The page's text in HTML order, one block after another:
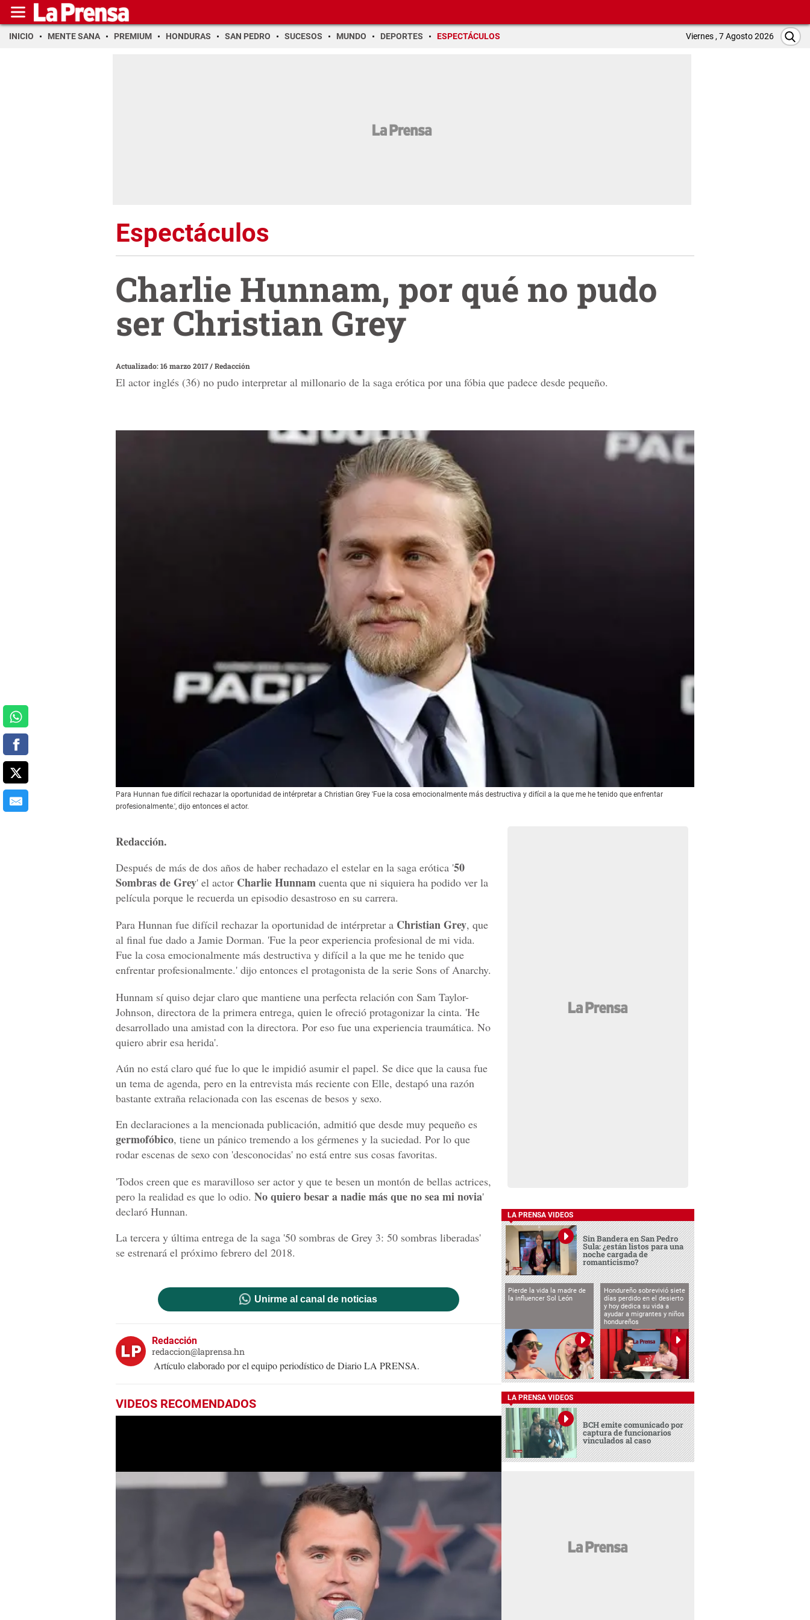
INICIO MENTE SANA PREMIUM HONDURAS SAN PEDRO SUCESOS MUNDO DEPORTES ESPECTÁCULOS Viernes , 7 Agosto 2026
Espectáculos
Charlie Hunnam, por qué no pudo
ser Christian Grey
Actualizado: 16 marzo 2017/Redacción
El actor inglés (36) no pudo interpretar al millonario de la saga erótica por una fóbia que padece desde pequeño.
Para Hunnan fue difícil rechazar la oportunidad de intérpretar a Christian Grey 'Fue la cosa emocionalmente más destructiva y difícil a la que me he tenido que enfrentar
profesionalmente.', dijo entonces el actor.
Redacción.
Después de más de dos años de haber rechadazo el estelar en la saga erótica '50
Sombras de Grey' el actor Charlie Hunnam cuenta que ni siquiera ha podido ver la
película porque le recuerda un episodio desastroso en su carrera.
Para Hunnan fue difícil rechazar la oportunidad de intérpretar a Christian Grey, que
al final fue dado a Jamie Dorman. 'Fue la peor experiencia profesional de mi vida.
Fue la cosa emocionalmente más destructiva y difícil a la que me he tenido que
enfrentar profesionalmente.' dijo entonces el protagonista de la serie Sons of Anarchy.
Hunnam sí quiso dejar claro que mantiene una perfecta relación con Sam Taylor-
Johnson, directora de la primera entrega, quien le ofreció protagonizar la cinta. 'He
desarrollado una amistad con la directora. Por eso fue una experiencia traumática. No
quiero abrir esa herida'.
Aún no está claro qué fue lo que le impidió asumir el papel. Se dice que la causa fue
un tema de agenda, pero en la entrevista más reciente con Elle, destapó una razón
bastante extraña relacionada con las escenas de besos y sexo.
En declaraciones a la mencionada publicación, admitió que desde muy pequeño es
germofóbico, tiene un pánico tremendo a los gérmenes y la suciedad. Por lo que
rodar escenas de sexo con 'desconocidas' no está entre sus cosas favoritas.
'Todos creen que es maravilloso ser actor y que te besen un montón de bellas actrices,
pero la realidad es que lo odio. No quiero besar a nadie más que no sea mi novia'
declaró Hunnan.
La tercera y última entrega de la saga '50 sombras de Grey 3: 50 sombras liberadas'
se estrenará el próximo febrero del 2018.
Unirme al canal de noticias
Redacción
redaccion@laprensa.hn
Artículo elaborado por el equipo periodístico de Diario LA PRENSA.
VIDEOS RECOMENDADOS
LA PRENSA VIDEOS
Sin Bandera en San Pedro
Sula: ¿están listos para una
noche cargada de
romanticismo?
Pierde la vida la madre de
la influencer Sol León
Hondureño sobrevivió siete
días perdido en el desierto
y hoy dedica su vida a
ayudar a migrantes y niños
hondureños
LA PRENSA VIDEOS
BCH emite comunicado por
captura de funcionarios
vinculados al caso